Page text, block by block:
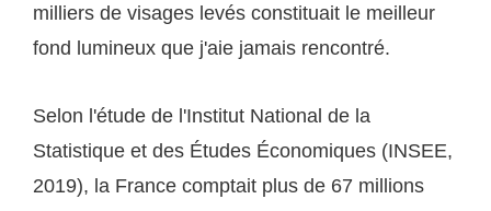
milliers de visages levés constituait le meilleur
fond lumineux que j'aie jamais rencontré.
Selon l'étude de l'Institut National de la
Statistique et des Études Économiques (INSEE,
2019), la France comptait plus de 67 millions